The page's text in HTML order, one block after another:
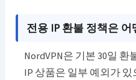
전용 IP 환불 정책은 어
NordVPN은 기본 30일
IP 상품은 일부 예외가